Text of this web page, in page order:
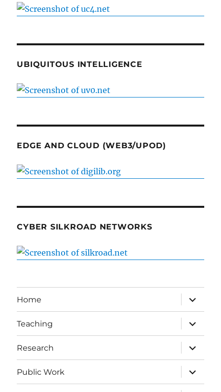
UBIQUITOUS INTELLIGENCE
EDGE AND CLOUD (WEB3/UPOD)
CYBER SILKROAD NETWORKS
Home
expand
child
menu
Teaching
expand
child
menu
Research
expand
child
menu
Public Work
expand
child
menu